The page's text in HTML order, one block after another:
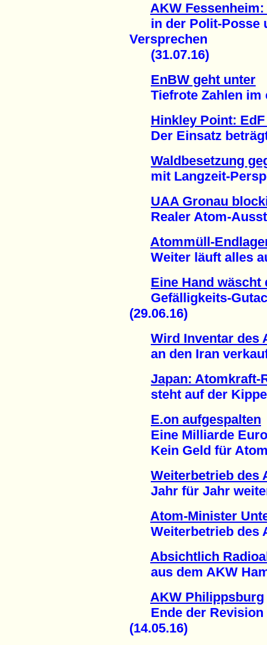
AKW
in der Polit-Posse
Versprechen
(31.07.16)
EnBW geht unter
Tiefrote Zahlen im
Hinkley Point:
Der Einsatz beträgt
Waldbesetzung
mit Langzeit-
UAA Gronau
Realer Atom-
Atommüll-
Weiter läuft alles
Eine Hand wäscht
Gefälligkeits-
(29.06.16)
Wird Inventar des
an den Iran
Japan: Atomkraft-
steht auf der Kippe
E.on aufgespalten
Eine Milliarde Euro
Kein Geld für
Weiterbetrieb des
Jahr für Jahr
Atom-Minister
Weiterbetrieb des
Absichtlich
aus dem AKW
AKW Philippsburg
Ende der Revision
(14.05.16)